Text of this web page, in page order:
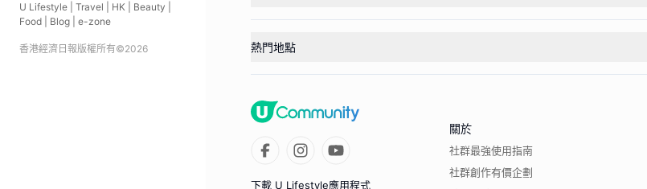
U Lifestyle Travel HK Beauty
Food
Blog e-zone
香港經濟日報版權所有©2026 熱門地點
下載 U Lifestyle應用程式
關於
社群最強使用指南
社群創作有價企劃